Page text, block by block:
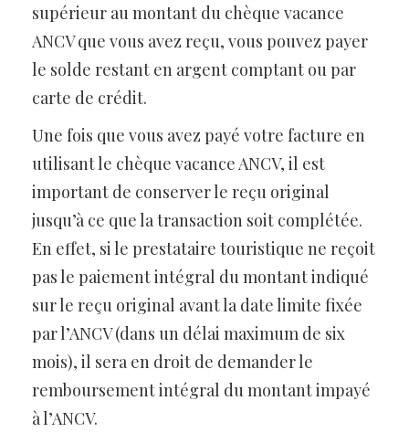
supérieur au montant du chèque vacance
ANCV que vous avez reçu, vous pouvez payer
le solde restant en argent comptant ou par
carte de crédit.
Une fois que vous avez payé votre facture en
utilisant le chèque vacance ANCV, il est
important de conserver le reçu original
jusqu’à ce que la transaction soit complétée.
En effet, si le prestataire touristique ne reçoit
pas le paiement intégral du montant indiqué
sur le reçu original avant la date limite fixée
par l’ANCV (dans un délai maximum de six
mois), il sera en droit de demander le
remboursement intégral du montant impayé
à l’ANCV.